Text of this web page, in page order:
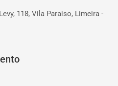
118, Vila Paraiso, Limeira -